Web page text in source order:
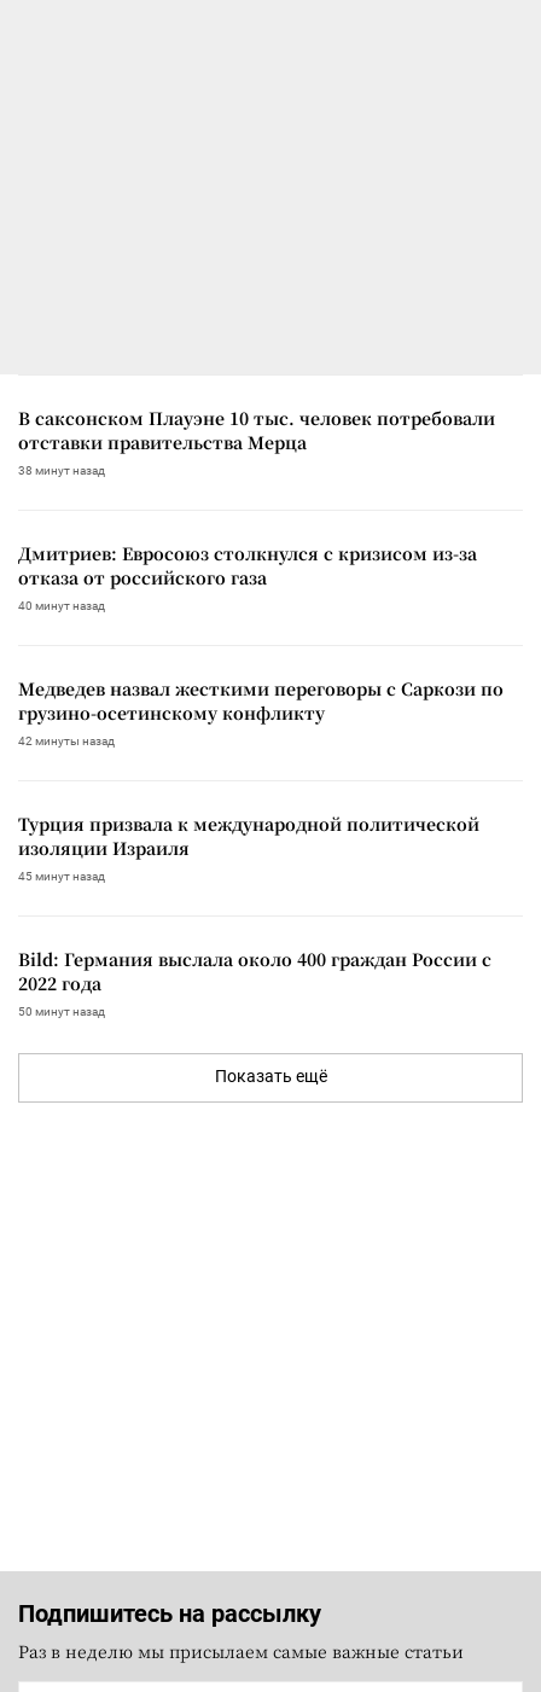
В саксонском Плауэне 10 тыс. человек потребовали
отставки правительства Мерца
38 минут назад
Дмитриев: Евросоюз столкнулся с кризисом из-за
отказа от российского газа
40 минут назад
Медведев назвал жесткими переговоры с Саркози по
грузино-осетинскому конфликту
42 минуты назад
Турция призвала к международной политической
изоляции Израиля
45 минут назад
Bild: Германия выслала около 400 граждан России с
2022 года
50 минут назад
Показать ещё
Подпишитесь на рассылку
Раз в неделю мы присылаем самые важные статьи